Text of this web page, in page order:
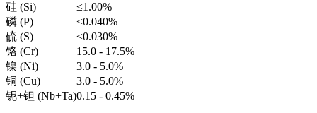
硅 (Si)
≤1.00%
磷 (P)
≤0.040%
硫 (S)
≤0.030%
铬 (Cr)
15.0 - 17.5%
镍 (Ni)
3.0 - 5.0%
铜 (Cu)
3.0 - 5.0%
铌+钽 (Nb+Ta)0.15 - 0.45%